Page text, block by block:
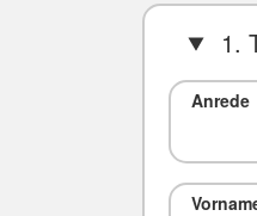
1.
Anrede